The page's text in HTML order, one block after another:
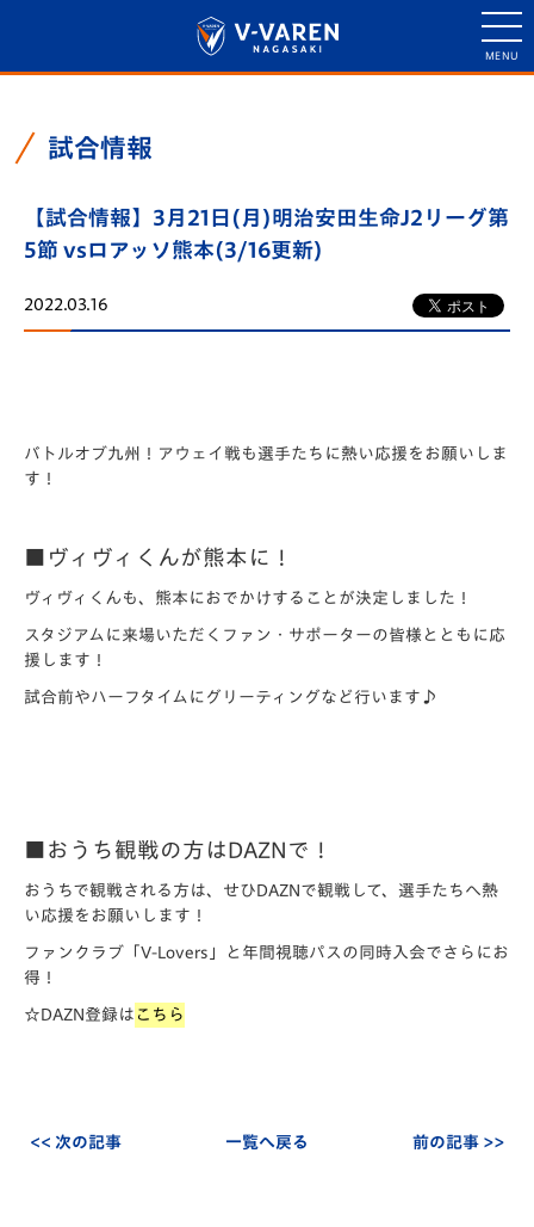
試合情報
【試合情報】3月21日(月)明治安田生命J2リーグ第
5節 vsロアッソ熊本(3/16更新)
2022.03.16
バトルオブ九州！アウェイ戦も選手たちに熱い応援をお願いしま
す！
■ヴィヴィくんが熊本に！
ヴィヴィくんも、熊本におでかけすることが決定しました！
スタジアムに来場いただくファン・サポーターの皆様とともに応
援します！
試合前やハーフタイムにグリーティングなど行います♪
■おうち観戦の方はDAZNで！
おうちで観戦される方は、せひDAZNで観戦して、選手たちへ熱
い応援をお願いします！
ファンクラブ「V-Lovers」と年間視聴パスの同時入会でさらにお
得！
☆DAZN登録は こちら
<< 次の記事 一覧へ戻る 前の記事 >>